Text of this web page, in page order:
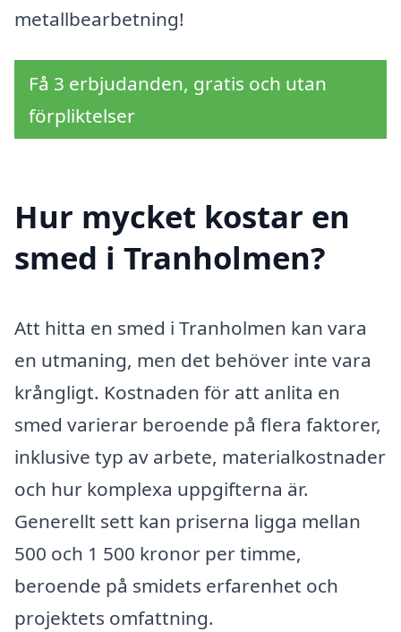
metallbearbetning!
Få 3 erbjudanden, gratis och utan
förpliktelser
Hur mycket kostar en
smed i Tranholmen?
Att hitta en smed i Tranholmen kan vara
en utmaning, men det behöver inte vara
krångligt. Kostnaden för att anlita en
smed varierar beroende på flera faktorer,
inklusive typ av arbete, materialkostnader
och hur komplexa uppgifterna är.
Generellt sett kan priserna ligga mellan
500 och 1 500 kronor per timme,
beroende på smidets erfarenhet och
projektets omfattning.